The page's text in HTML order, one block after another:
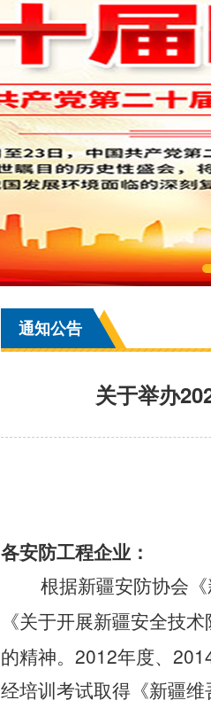
通知公告
关于举办
各安防工程企业：
根据新疆安防协会
《关于开展新疆安全技
的精神。 2012年度、
经培训考试取得《新疆